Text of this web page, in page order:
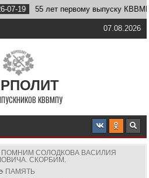
55 лет первому выпуску КВВМПУ
07.08.2026
КВВМПУ
ПОМНИМ СОЛОДКОВА ВАСИЛИЯ
СКОРБИМ.
POSTED
ПАМЯТЬ